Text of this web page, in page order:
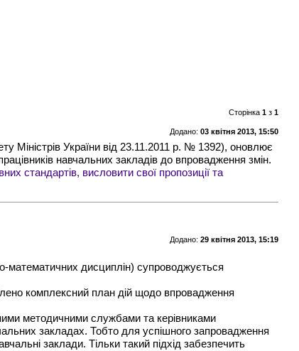
Сторінка 1з 1
Додано: 03 квітня 2013, 15:50
Міністрів України від 23.11.2011 р. № 1392), оновлює
навчальних закладів до впровадження змін.
стандартів, висловити свої пропозиції та
Додано: 29 квітня 2013, 15:19
математичних дисциплін) супроводжується
комплексний план дій щодо впровадження
методичними службами та керівниками
закладах. Тобто для успішного запровадження
заклади. Тільки такий підхід забезпечить